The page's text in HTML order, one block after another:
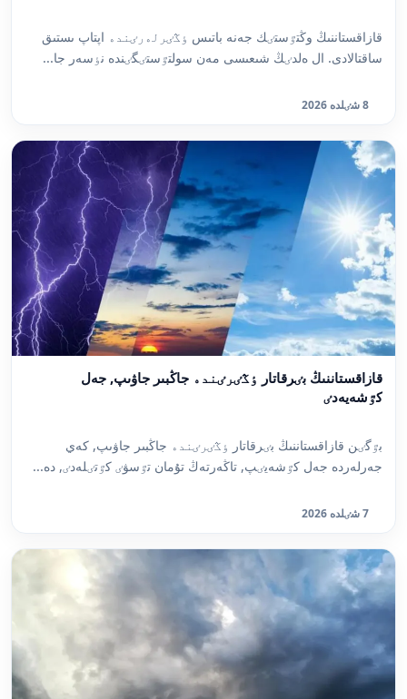
قازاقستاننىڭ وڭتٷستٸك جەنە باتىس ٶڭٸرلەرٸندە اپتاپ ىستىق
ساقتالادى. ال ەلدٸڭ شىعىسى مەن سولتٷستٸگٸندە نٶسەر جا...
8 شٸلدە 2026
قازاقستاننىڭ بٸرقاتار ٶڭٸرٸندە جاڭبىر جاۋىپ, جەل
كٷشەيەدٸ
بٷگٸن قازاقستاننىڭ بٸرقاتار ٶڭٸرٸندە جاڭبىر جاۋىپ, كەي
جەرلەردە جەل كٷشەيٸپ, تاڭەرتەڭ تۇمان تٷسۋٸ كٷتٸلەدٸ, دە...
7 شٸلدە 2026